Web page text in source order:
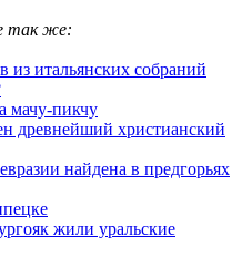
так же:
из итальянских собраний
мачу-пикчу
древнейший христианский
найдена в предгорьях
жили уральские